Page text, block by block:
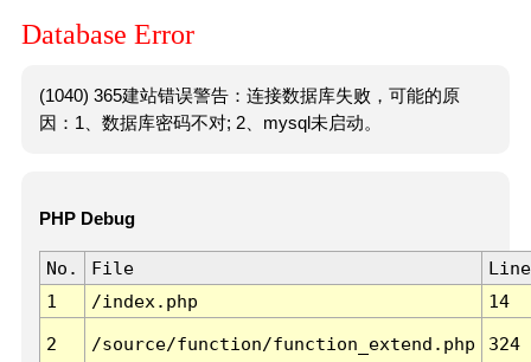
Database Error
(1040) 365建站错误警告：连接数据库失败，可能的原
因：1、数据库密码不对; 2、mysql未启动。
PHP Debug
No. File
Line
1
/index.php 14
2 /source/function/function_extend.php 324